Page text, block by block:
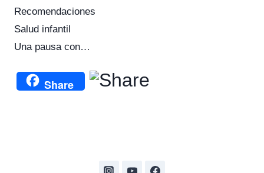
Recomendaciones
Salud infantil
Una pausa con…
Share